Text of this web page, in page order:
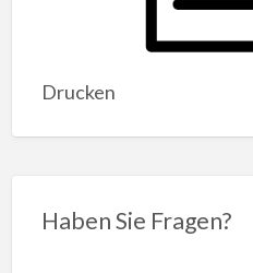
Drucken
Haben Sie Fragen?